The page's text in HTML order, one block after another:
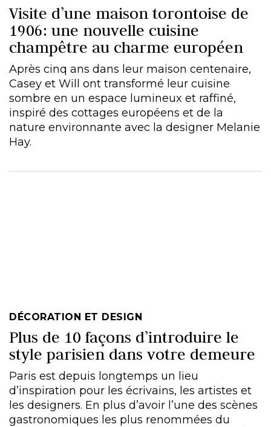
Visite d’une maison torontoise de
1906: une nouvelle cuisine
champêtre au charme européen
Après cinq ans dans leur maison centenaire,
Casey et Will ont transformé leur cuisine
sombre en un espace lumineux et raffiné,
inspiré des cottages européens et de la
nature environnante avec la designer Melanie
Hay.
DÉCORATION ET DESIGN
Plus de 10 façons d’introduire le
style parisien dans votre demeure
Paris est depuis longtemps un lieu
d’inspiration pour les écrivains, les artistes et
les designers. En plus d’avoir l’une des scènes
gastronomiques les plus renommées du